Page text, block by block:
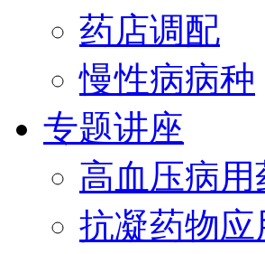
药店调配
慢性病病种
专题讲座
高血压病用
抗凝药物应